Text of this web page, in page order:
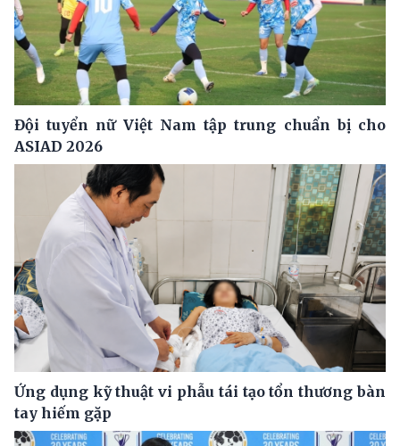
Đội tuyển nữ Việt Nam tập trung chuẩn bị cho
ASIAD 2026
Ứng dụng kỹ thuật vi phẫu tái tạo tổn thương bàn
tay hiếm gặp